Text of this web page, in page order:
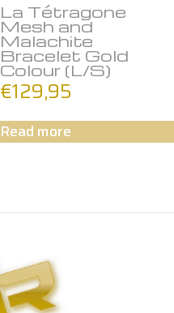
La Tétragone
Mesh and
Malachite
Bracelet Gold
Colour (L/S)
€129,95
Read more